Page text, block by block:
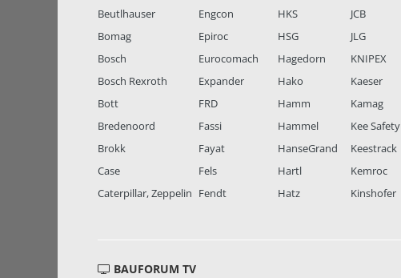
Beutlhauser
Bomag
Bosch
Bosch Rexroth
Bott
Bredenoord
Brokk
Case
Caterpillar, Zeppelin
Engcon
Epiroc
Eurocomach
Expander
FRD
Fassi
Fayat
Fels
Fendt
HKS
HSG
Hagedorn
Hako
Hamm
Hammel
HanseGrand
Hartl
Hatz
JCB
JLG
KNIPEX
Kaeser
Kamag
Kee Safety
Keestrack
Kemroc
Kinshofer
BAUFORUM TV